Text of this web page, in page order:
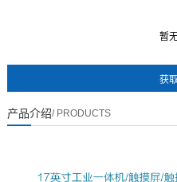
暂
暂
产品介绍/ PRODUCTS